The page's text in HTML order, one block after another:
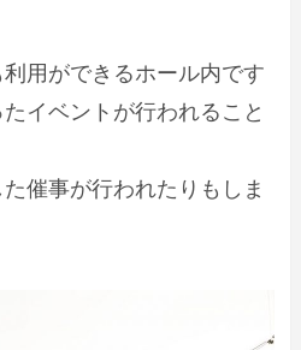
用ができるホール内です
イベントが行われること
催事が行われたりもしま